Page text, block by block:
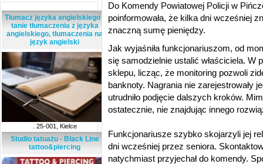
Tłumacz języka angielskiego -
tanie tłumaczenia z języka
angielskiego, tłumaczenia na
język angielski
. 25-001, Kielce
Studio tatuażu - Black Line
tattoo&piercing
Do Komendy Powiatowej Policji w
poinformowała, że kilka dni wcześniej
znaczną sumę pieniędzy.
Jak wyjaśniła funkcjonariuszom, od
się samodzielnie ustalić właściciela. W
sklepu, licząc, że monitoring pozwoli
banknoty. Nagrania nie zarejestrowały
utrudniło podjęcie dalszych kroków.
ostatecznie, nie znajdując innego
Funkcjonariusze szybko skojarzyli jej
dni wcześniej przez seniora.
natychmiast przyjechał do komendy.